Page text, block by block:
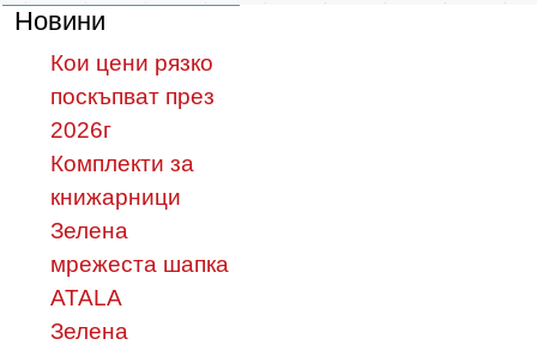
Новини
Кои цени рязко
поскъпват през
2026г
Комплекти за
книжарници
Зелена
мрежеста шапка
ATALA
Зелена